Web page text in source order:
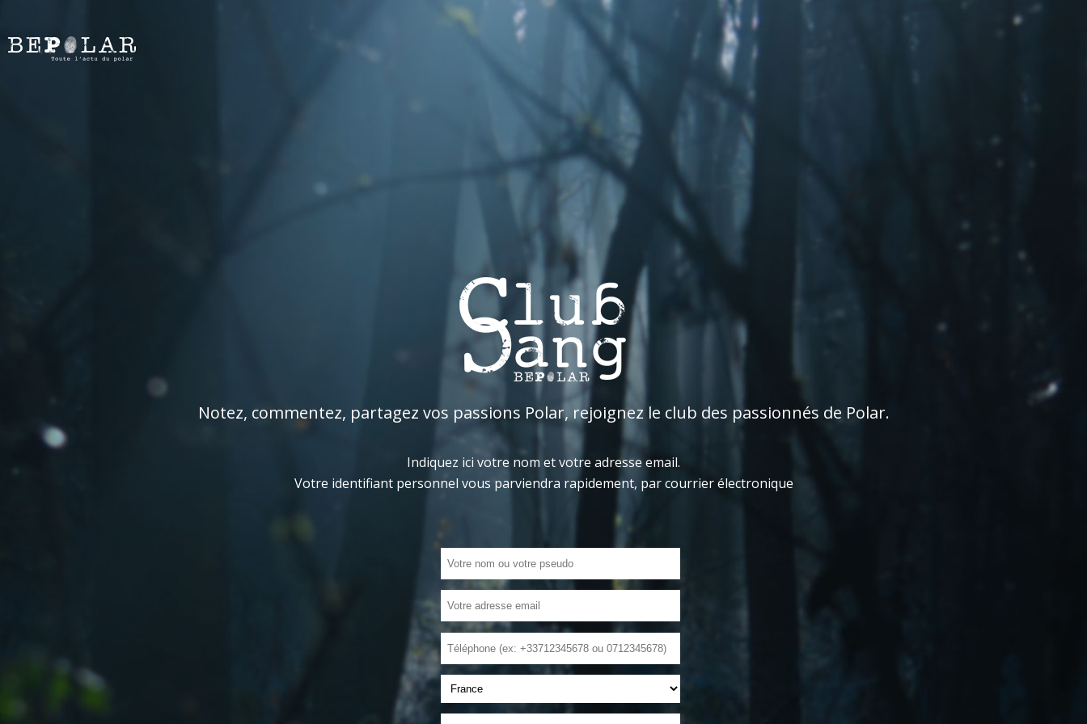
Notez, commentez, partagez vos passions Polar, rejoignez le club des passionnés de Polar.
Indiquez ici votre nom et votre adresse email.
Votre identifiant personnel vous parviendra rapidement, par courrier électronique